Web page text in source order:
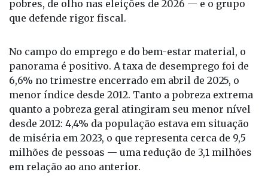
panorama é positivo. A taxa de desemprego foi de
6,6% no trimestre encerrado em abril de 2025, o
menor índice desde 2012. Tanto a pobreza extrema
quanto a pobreza geral atingiram seu menor nível
desde 2012: 4,4% da população estava em situação
de miséria em 2023, o que representa cerca de 9,5
milhões de pessoas — uma redução de 3,1 milhões
em relação ao ano anterior.